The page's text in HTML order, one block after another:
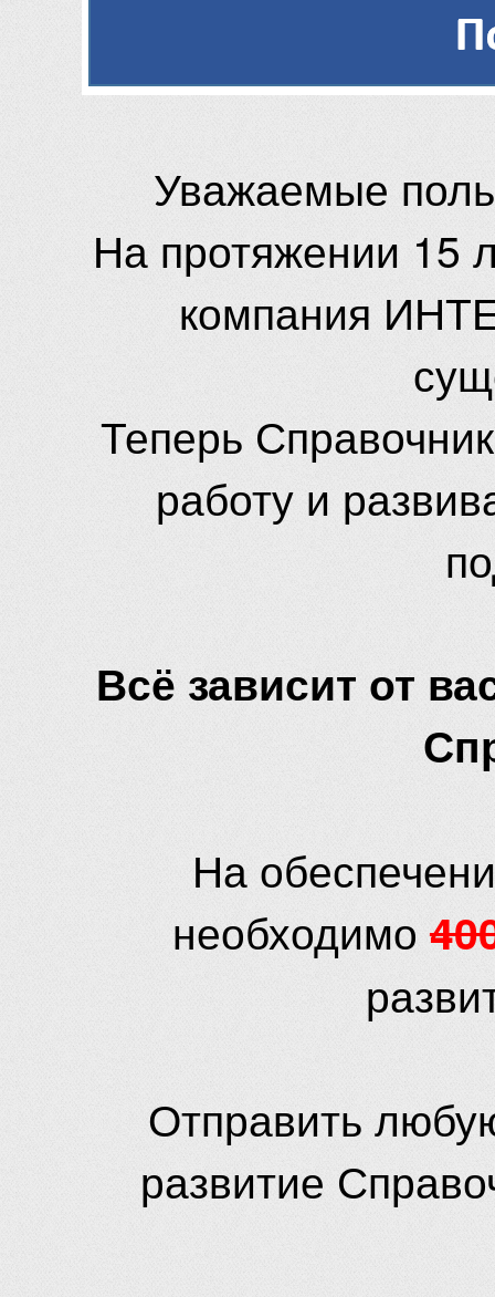
Уважаемые
На протяжении 15
компания
Теперь
работу и
Всё зависит от
На
необходимо
Отправить
развитие